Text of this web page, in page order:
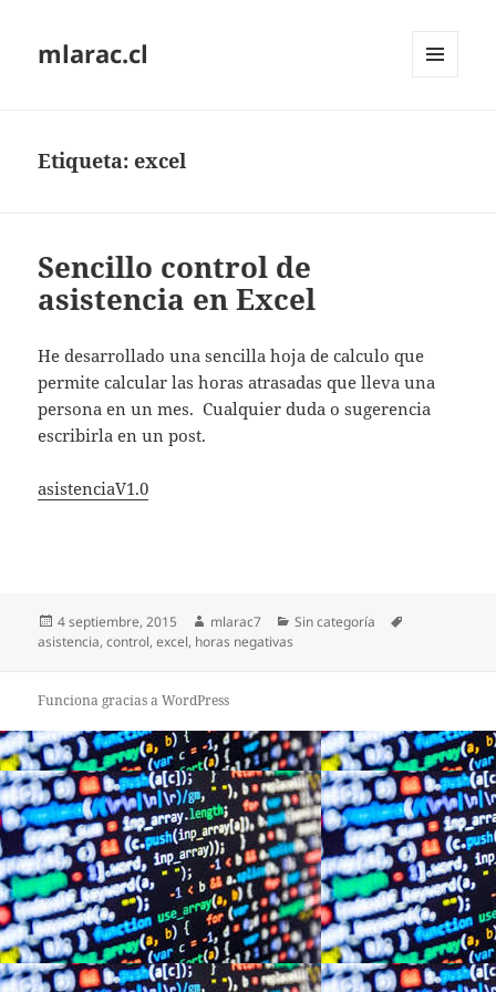
mlarac.cl
Etiqueta:excel
Sencillo control de
asistencia en Excel
He desarrollado una sencilla hoja de calculo que
permite calcular las horas atrasadas que lleva una
persona en un mes. Cualquier duda o sugerencia
escribirla en un post.
asistenciaV1.0
Publicado
el
4 septiembre, 2015 Autor
mlarac7 Categorías
Sin categoría
asistencia,control,excel, horas negativas
Funciona gracias a WordPress